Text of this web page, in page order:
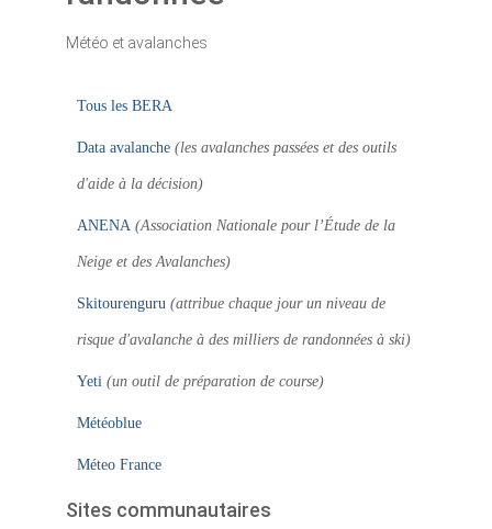
Météo et avalanches
Tous les BERA
Data avalanche (les avalanches passées et des outils
d'aide à la décision)
ANENA (Association Nationale pour l’Étude de la
Neige et des Avalanches)
Skitourenguru (attribue chaque jour un niveau de
risque d'avalanche à des milliers de randonnées à ski)
Yeti (un outil de préparation de course)
Météoblue
Méteo France
Sites communautaires